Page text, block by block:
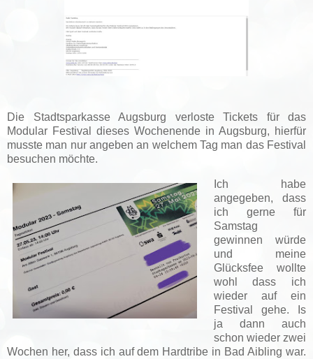
Die Stadtsparkasse Augsburg verloste Tickets für das
Modular Festival dieses Wochenende in Augsburg, hierfür
musste man nur angeben an welchem Tag man das Festival
besuchen möchte.
Ich habe
angegeben, dass
ich gerne für
Samstag
gewinnen würde
und meine
Glücksfee wollte
wohl dass ich
wieder auf ein
Festival gehe. Is
ja dann auch
schon wieder zwei
Wochen her, dass ich auf dem Hardtribe in Bad Aibling war.